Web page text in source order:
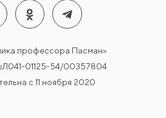
профессора Пасман»
01125-54/00357804
с 11 ноября 2020